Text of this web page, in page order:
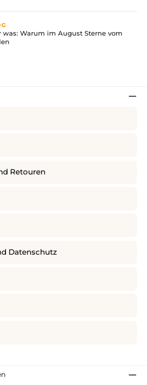
was: Warum im August Sterne vom
Retouren
Datenschutz